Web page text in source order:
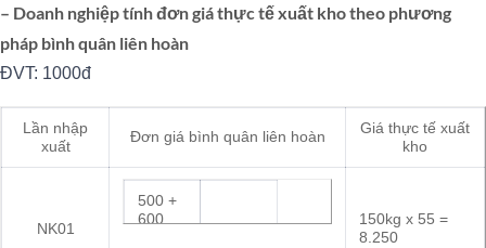
– Doanh nghiệp tính đơn giá thực tế xuất kho theo phương
pháp bình quân liên hoàn
ĐVT: 1000đ
Lần nhập
xuất
Đơn giá bình quân liên hoàn
Giá thực tế xuất
kho
NK01
500 +
600
=
150kg x 55 =
8.250